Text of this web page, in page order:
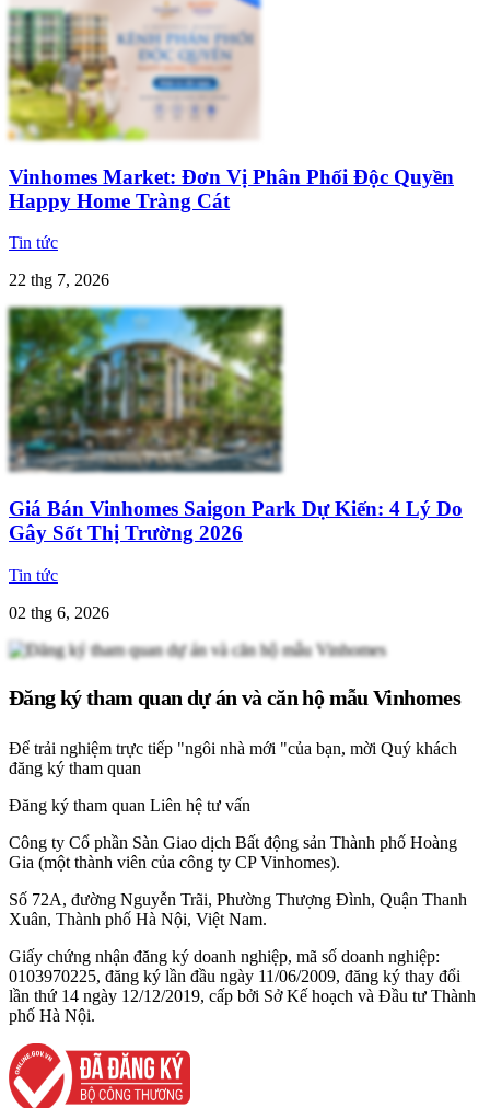
Vinhomes Market: Đơn Vị Phân Phối Độc Quyền
Happy Home Tràng Cát
Tin tức
22 thg 7, 2026
Giá Bán Vinhomes Saigon Park Dự Kiến: 4 Lý Do
Gây Sốt Thị Trường 2026
Tin tức
02 thg 6, 2026
Đăng ký tham quan dự án và căn hộ mẫu Vinhomes
Để trải nghiệm trực tiếp "ngôi nhà mới "của bạn, mời Quý khách
đăng ký tham quan
Đăng ký tham quan Liên hệ tư vấn
Công ty Cổ phần Sàn Giao dịch Bất động sản Thành phố Hoàng
Gia (một thành viên của công ty CP Vinhomes).
Số 72A, đường Nguyễn Trãi, Phường Thượng Đình, Quận Thanh
Xuân, Thành phố Hà Nội, Việt Nam.
Giấy chứng nhận đăng ký doanh nghiệp, mã số doanh nghiệp:
0103970225, đăng ký lần đầu ngày 11/06/2009, đăng ký thay đổi
lần thứ 14 ngày 12/12/2019, cấp bởi Sở Kế hoạch và Đầu tư Thành
phố Hà Nội.